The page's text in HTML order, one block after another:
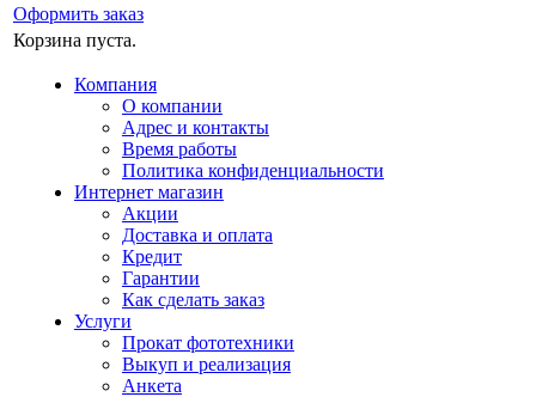
Оформить заказ
Корзина пуста.
Компания
О компании
Адрес и контакты
Время работы
Политика конфиденциальности
Интернет магазин
Акции
Доставка и оплата
Кредит
Гарантии
Как сделать заказ
Услуги
Прокат фототехники
Выкуп и реализация
Анкета